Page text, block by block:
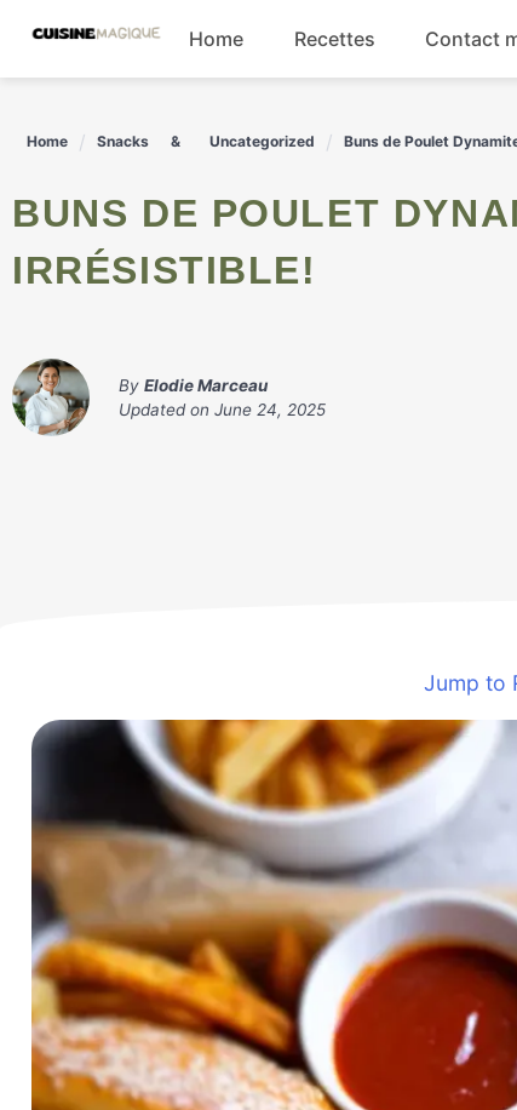
content
Home Recettes Contact
Home Snacks Uncategorized Buns de Poulet
BUNS DE POULET DYNAMITE AU FROMAGE : UNE RECETTE
IRRÉSISTIBLE!
By Elodie Marceau
Updated on June 24, 2025
Jump to